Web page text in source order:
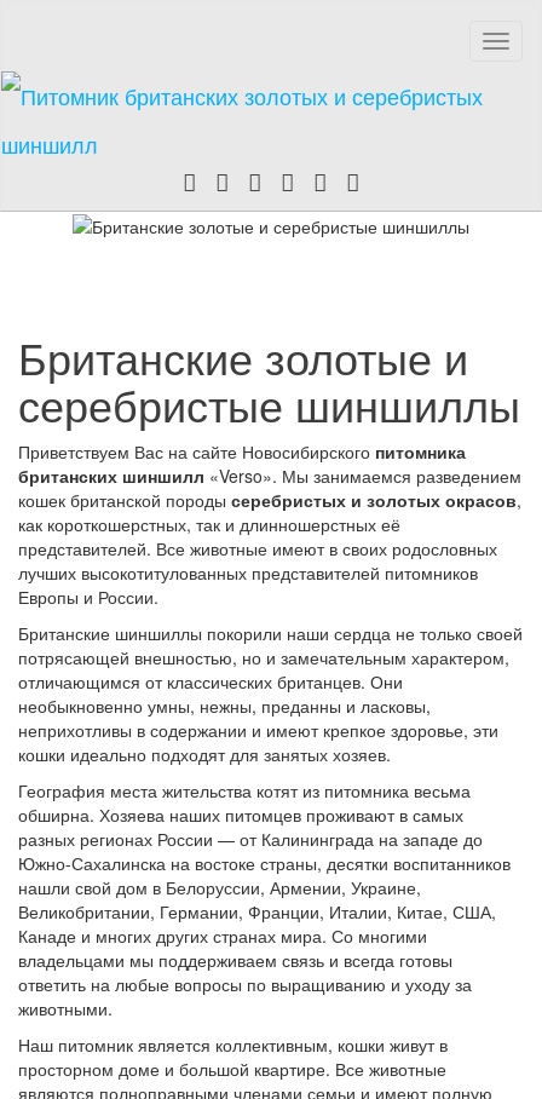
Британские золотые и
серебристые шиншиллы
Приветствуем Вас на сайте Новосибирского питомника
британских шиншилл «Verso». Мы занимаемся разведением
кошек британской породы серебристых и золотых окрасов,
как короткошерстных, так и длинношерстных её
представителей. Все животные имеют в своих родословных
лучших высокотитулованных представителей питомников
Европы и России.
Британские шиншиллы покорили наши сердца не только своей
потрясающей внешностью, но и замечательным характером,
отличающимся от классических британцев. Они
необыкновенно умны, нежны, преданны и ласковы,
неприхотливы в содержании и имеют крепкое здоровье, эти
кошки идеально подходят для занятых хозяев.
География места жительства котят из питомника весьма
обширна. Хозяева наших питомцев проживают в самых
разных регионах России — от Калининграда на западе до
Южно-Сахалинска на востоке страны, десятки воспитанников
нашли свой дом в Белоруссии, Армении, Украине,
Великобритании, Германии, Франции, Италии, Китае, США,
Канаде и многих других странах мира. Со многими
владельцами мы поддерживаем связь и всегда готовы
ответить на любые вопросы по выращиванию и уходу за
животными.
Наш питомник является коллективным, кошки живут в
просторном доме и большой квартире. Все животные
являются полноправными членами семьи и имеют полную